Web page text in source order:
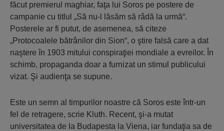
făcut premierul maghiar, faţa lui Soros pe postere de
campanie cu titlul „Să nu-l lăsăm să râdă la urmă“.
Posterele ar fi putut, de asemenea, să citeze
„Protocoalele bătrânilor din Sion“, o ştire falsă care a dat
naştere în 1903 mitului conspiraţiei mondiale a evreilor. În
schimb, propaganda doar a furnizat un stimul publicului
vizat. Şi audienţa se supune.
Este un semn al timpurilor noastre că Soros este într-un
fel de retragere, scrie Kluth. Recent, şi-a mutat
universitatea de la Budapesta la Viena, iar fundaţia sa de